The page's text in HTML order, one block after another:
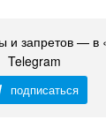
и запретов — в
Telegram
подписаться